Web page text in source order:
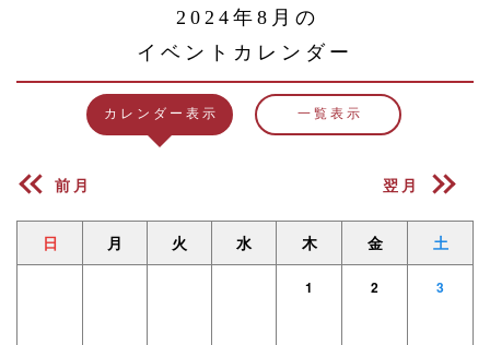
2024年8月の
イベントカレンダー
カレンダー表示 一覧表示
前月 翌月
日 月 火 水 木 金 土
1 2 3